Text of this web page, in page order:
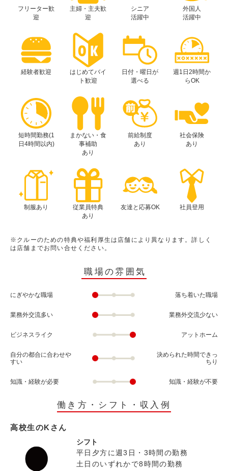
フリーター歓
迎
主婦・主夫歓
迎
シニア
活躍中
外国人
活躍中
経験者歓迎
はじめてバイ
ト歓迎
日付・曜日が
選べる
週1日2時間か
らOK
短時間勤務(1
日4時間以内)
まかない・食
事補助
あり
前給制度
あり
社会保険
あり
制服あり
従業員特典
あり
友達と応募OK 社員登用
※クルーのための特典や福利厚生は店舗により異なります。詳しく
は店舗までお問い合せください。
職場の雰囲気
にぎやかな職場 落ち着いた職場
業務外交流多い 業務外交流少ない
ビジネスライク アットホーム
自分の都合に合わせや
すい
決められた時間できっ
ちり
知識・経験が必要 知識・経験が不要
働き方・シフト・収入例
高校生のKさん
シフト
平日夕方に週3日・3時間の勤務
土日のいずれかで8時間の勤務